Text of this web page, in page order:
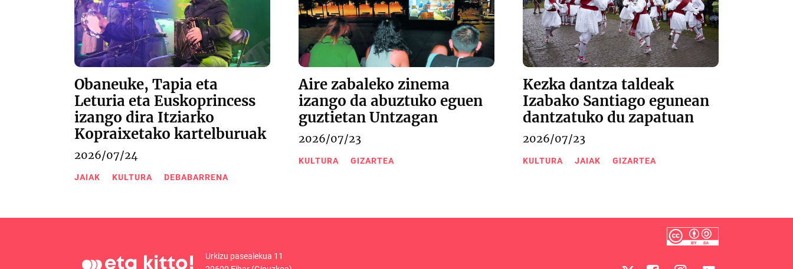
Obaneuke, Tapia eta
Leturia eta Euskoprincess
izango dira Itziarko
Kopraixetako kartelburuak
2026/07/24
JAIAK KULTURA DEBABARRENA
Aire zabaleko zinema
izango da abuztuko eguen
guztietan Untzagan
2026/07/23
KULTURA GIZARTEA
Kezka dantza taldeak
Izabako Santiago egunean
dantzatuko du zapatuan
2026/07/23
KULTURA JAIAK GIZARTEA
Urkizu pasealekua 11